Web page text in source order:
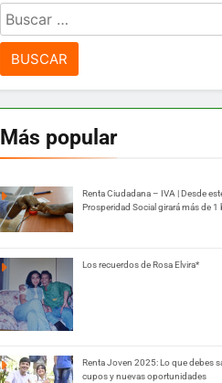
Buscar:
Más popular
Renta Ciudadana – IVA | Desde
Prosperidad Social girará más de
Los recuerdos de Rosa Elvira*
Renta Joven 2025: Lo que debes
cupos y nuevas oportunidades